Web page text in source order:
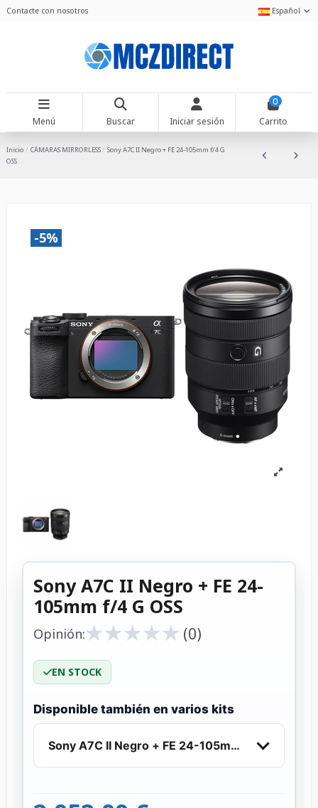
Contacte con nosotros Español
Menú Buscar Iniciar sesión
0
Carrito
Inicio CÁMARAS MIRRORLESS
Sony A7C II Negro + FE 24-105mm f/4 G
OSS
-5%
Sony A7C II Negro + FE 24-
105mm f/4 G OSS
Opinión:★
★★
★★
★★
★★
★ (0)
EN STOCK
Disponible también en varios kits
Sony A7C II Negro + FE 24-105mm f/4 G OSS